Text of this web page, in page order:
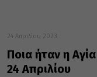
24 Απριλίου 2023
Ποια ήταν η
24 Απριλίου